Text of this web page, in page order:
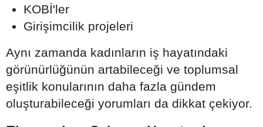
KOBİ'ler
Girişimcilik projeleri
Aynı zamanda kadınların iş hayatındaki
görünürlüğünün artabileceği ve toplumsal
eşitlik konularının daha fazla gündem
oluşturabileceği yorumları da dikkat çekiyor.